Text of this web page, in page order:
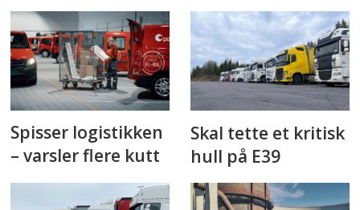
Spisser logistikken
– varsler flere kutt
Skal tette et kritisk
hull på E39